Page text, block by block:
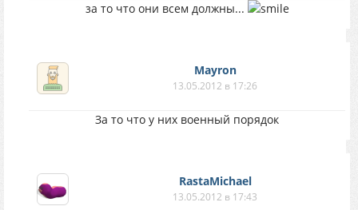
за то что они всем должны...
Mayron
13.05.2012 в 17:26
За то что у них военный порядок
RastaMichael
13.05.2012 в 17:43